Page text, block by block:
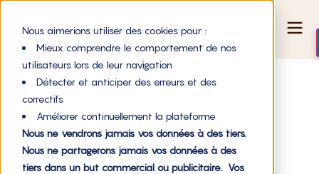
Nous aimerions utiliser des cookies pour :
Mieux comprendre le comportement de nos
utilisateurs lors de leur navigation
Détecter et anticiper des erreurs et des
correctifs
Améliorer continuellement la plateforme
Nous ne vendrons jamais vos données à des tiers.
Nous ne partagerons jamais vos données à des
tiers dans un but commercial ou publicitaire. Vos
Meetup
sensecube